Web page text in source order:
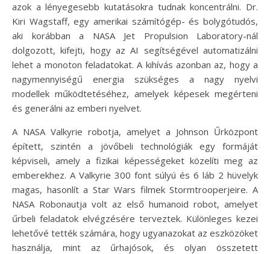
azok a lényegesebb kutatásokra tudnak koncentrálni. Dr.
Kiri Wagstaff, egy amerikai számítógép- és bolygótudós,
aki korábban a NASA Jet Propulsion Laboratory-nál
dolgozott, kifejti, hogy az AI segítségével automatizálni
lehet a monoton feladatokat. A kihívás azonban az, hogy a
nagymennyiségű energia szükséges a nagy nyelvi
modellek működtetéséhez, amelyek képesek megérteni
és generálni az emberi nyelvet.
A NASA Valkyrie robotja, amelyet a Johnson Űrközpont
épített, szintén a jövőbeli technológiák egy formáját
képviseli, amely a fizikai képességeket közelíti meg az
emberekhez. A Valkyrie 300 font súlyú és 6 láb 2 hüvelyk
magas, hasonlít a Star Wars filmek Stormtrooperjeire. A
NASA Robonautja volt az első humanoid robot, amelyet
űrbeli feladatok elvégzésére terveztek. Különleges kezei
lehetővé tették számára, hogy ugyanazokat az eszközöket
használja, mint az űrhajósok, és olyan összetett